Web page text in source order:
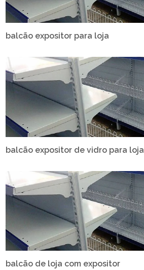
balcão expositor para loja
balcão expositor de vidro para loja
balcão de loja com expositor